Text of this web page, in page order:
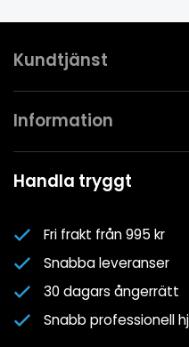
Kundtjänst
Kontakta oss
Mina favoriter
Information
Spa- & Poolguider
Nyhetsbrev
Om oss
Cookiepolicy
Cookie-inställningar
Handla tryggt
Fri frakt från 995 kr
Snabba leveranser
30 dagars ångerrätt
Snabb professionell